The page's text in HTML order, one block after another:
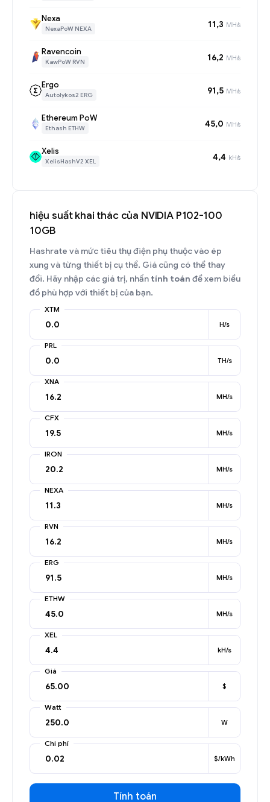
Nexa
NexaPoW NEXA 11,3 MH/s
Ravencoin
KawPoW RVN 16,2 MH/s
Ergo
Autolykos2 ERG 91,5 MH/s
Ethereum PoW
Ethash ETHW 45,0 MH/s
Xelis
XelisHashV2 XEL 4,4 kH/s
hiệu suất khai thác của NVIDIA P102-100
10GB
Hashrate và mức tiêu thụ điện phụ thuộc vào ép
xung và từng thiết bị cụ thể. Giá cũng có thể thay
đổi. Hãy nhập các giá trị, nhấn tính toán để xem biểu
đồ phù hợp với thiết bị của bạn.
XTM
H/s
PRL
TH/s
XNA
MH/s
CFX
MH/s
IRON
MH/s
NEXA
MH/s
RVN
MH/s
ERG
MH/s
ETHW
MH/s
XEL
kH/s
Giá
$
Watt
W
Chi phí
$/kWh
Tính toán